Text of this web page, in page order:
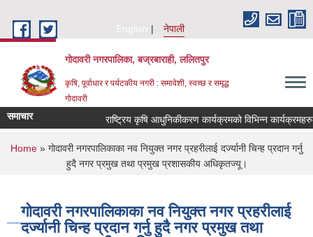
English
नेपाली
गोदावरी नगरपालिका, बज्रबाराही, ललितपुर
कृषि, पूर्वाधार र पर्यटकीय नगरी : समावेशी, स्वच्छ र समृद्ध
गोदावरी
समाचार
You are here
Home » गाेदावरी नगरपालिकाका नव नियुक्त नगर प्रहरीलाई दर्ज्यानी चिन्ह प्रदान गर्नु
हुदै नगर प्रमुख तथा प्रमुख प्रशासकीय अधिकृतज्यू।
गाेदावरी नगरपालिकाका नव नियुक्त नगर प्रहरीलाई
दर्ज्यानी चिन्ह प्रदान गर्नु हुदै नगर प्रमुख तथा